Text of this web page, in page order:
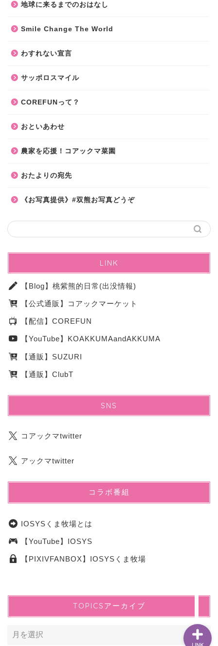
地球に来るまでのおはなし
Smile Change The World
わすれない宣言
サッポロスマイル
COREFUNって？
おといあわせ
農家を応援！コアックマ菜園
おたよりの宛先
《お写真提供》#双熊お写真どうぞ
LINK
【Blog】桃紫熊的日常(出没情報)
【公式通販】コアックマーケット
【配信】COREFUN
【YouTube】KOAKKUMAandAKKUMA
【通販】SUZURI
【通販】ClubT
SNS
コアックマtwitter
アックマtwitter
コラボ番組
IOSYSくま牧場とは
【YouTube】IOSYS
【PIXIVFANBOX】IOSYSくま牧場
TOPICSアーカイブ
【通販】コアックマーケ